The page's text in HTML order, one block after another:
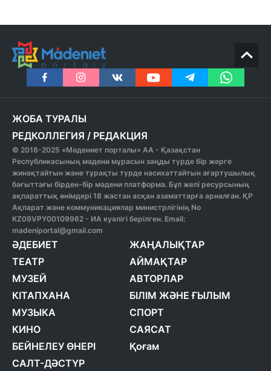
ЖОБА ТУРАЛЫ
РЕДКОЛЛЕГИЯ / РЕДАКЦИЯ
© 2018-2025 «Мәдениет порталы» АА - Қазақстан
Республикасының мәдени мұрасын заңды түрде бір жерге
жинақтайтын және тұрақты түрде насихаттайтын ағартушылық
бағыттағы бірден-бір мәдени платформа. Бұл желі ресурсының
ақпараттық өнімдері 18 жастан асқан азаматтарға арналған. ҚР
Ақпарат және коммуникациялар министрлігінің No
KZ09VPY00109962 - ИА куәлігі берілген. Email:
madeniportal@gmail.com
ӘДЕБИЕТ
ТЕАТР
МУЗЕЙ
КІТАПХАНА
МУЗЫКА
КИНО
БЕЙНЕЛЕУ ӨНЕРІ
САЛТ-ДӘСТҮР
ЖАҢАЛЫҚТАР
АЙМАҚТАР
АВТОРЛАР
БІЛІМ ЖӘНЕ ҒЫЛЫМ
СПОРТ
САЯСАТ
Қоғам